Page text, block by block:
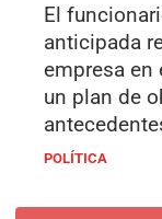
El
anticipada
empresa en
un plan de
POLÍTICA